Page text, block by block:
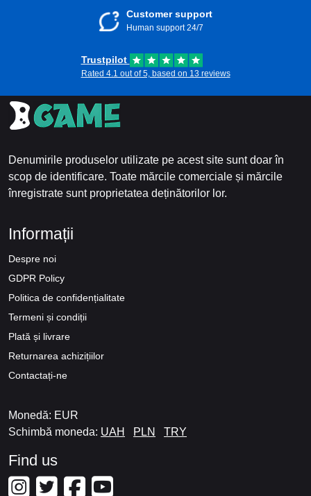
Customer support
Human support 24/7
Trustpilot
Rated 4.1 out of 5, based on 13 reviews
Denumirile produselor utilizate pe acest site sunt doar în
scop de identificare. Toate mărcile comerciale și mărcile
înregistrate sunt proprietatea deținătorilor lor.
Informații
Despre noi
GDPR Policy
Politica de confidențialitate
Termeni și condiții
Plată și livrare
Returnarea achizițiilor
Contactați-ne
Monedă: EUR
Schimbă moneda: UAH PLN TRY
Find us